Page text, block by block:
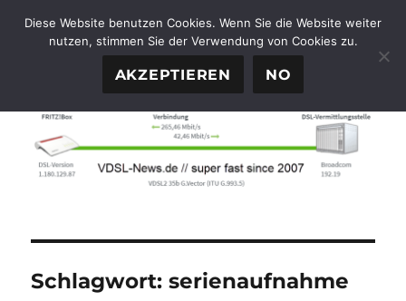
FTTH-News.de
Schlagwort:serienaufnahme
Diese Website benutzen Cookies. Wenn Sie die Website weiter
nutzen, stimmen Sie der Verwendung von Cookies zu.
AKZEPTIEREN NO